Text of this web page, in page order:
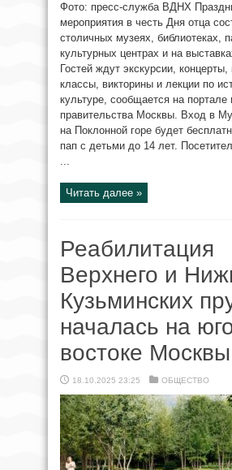
Фото: пресс-служба ВДНХ
мероприятия в честь Дня отца
столичных музеях, библиотеках,
культурных центрах и на
Гостей ждут экскурсии, концерты,
классы, викторины и лекции по
культуре, сообщается на портале
правительства Москвы. Вход в
на Поклонной горе будет
пап с детьми до 14 лет.
...
Читать далее »
Реабилитация
Верхнего и
Кузьминских
началась на
востоке Москвы
18.10.2025 23:25 ОБЩЕСТВО